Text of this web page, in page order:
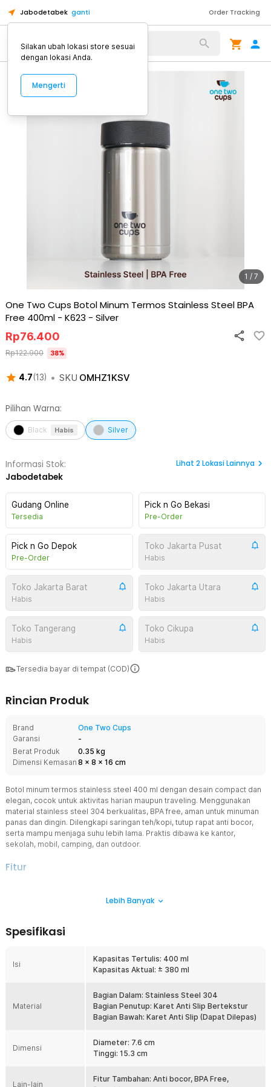
Jabodetabek ganti Order Tracking
Alat Kopi
1 / 7
One Two Cups Botol Minum Termos Stainless Steel BPA
Free 400ml - K623 - Silver
4.7(13) • SKU OMHZ1KSV
Rp76.400
Rp122.900 38%
Pilihan Warna:
Black Habis Silver
Informasi Stok:
Jabodetabek
Lihat 2Lokasi Lainnya
Gudang Online
Tersedia
Pick n Go Bekasi
Pre-Order
Pick n Go Depok
Pre-Order
Toko Jakarta Pusat
Habis
Toko Jakarta Barat
Habis
Toko Jakarta Utara
Habis
Toko Tangerang
Habis
Toko Cikupa
Habis
Tersedia bayar di tempat (COD)
Rincian Produk
Brand
One Two Cups
Garansi
-
Berat Produk
0.35 kg
Dimensi Kemasan 8 x 8 x 16 cm
Botol minum termos stainless steel 400 ml dengan desain compact dan
elegan, cocok untuk aktivitas harian maupun traveling. Menggunakan
material stainless steel 304 berkualitas, BPA free, aman untuk minuman
panas dan dingin. Dilengkapi saringan teh/kopi, tutup rapat anti bocor,
serta mampu menjaga suhu lebih lama. Praktis dibawa ke kantor,
sekolah, mobil, camping, dan outdoor.
Fitur
Botol menggunakan lapisan insulasi stainless steel yang membantu
(tergantung kondisi penggunaan). Cocok untuk kopi, teh, air es, dan
Material Stainless Steel 304 Berkualitas
Bagian bodi terbuat dari stainless steel 304 yang dikenal tahan
minuman panas maupun dingin. Tidak mudah menyerap bau
sehingga rasa minuman tetap terjaga.
BPA Free dan Aman Digunakan
aman untuk penggunaan harian. Cocok dipakai oleh dewasa
maupun remaja. Memberikan rasa tenang saat digunakan untuk
Dilengkapi Saringan Teh / Kopi
Lebih Banyak
Spesifikasi
Isi
Kapasitas Tertulis: 400 ml
Kapasitas Aktual: ± 380 ml
Material
Bagian Dalam: Stainless Steel 304
Bagian Penutup: Karet Anti Slip Bertekstur
Bagian Bawah: Karet Anti Slip (Dapat Dilepas)
Dimensi
Diameter: 7.6 cm
Tinggi: 15.3 cm
Lain-lain
Fitur Tambahan: Anti bocor, BPA Free,
Silakan ubah lokasi store sesuai
dengan lokasi Anda.
Mengerti